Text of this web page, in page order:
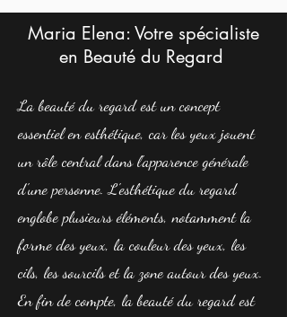
Maria Elena: Votre spécialiste
en Beauté du Regard
La beauté du regard est un concept
essentiel en esthétique, car les yeux jouent
un rôle central dans l'apparence générale
d'une personne. L'esthétique du regard
englobe plusieurs éléments, notamment la
forme des yeux, la couleur des yeux, les
cils, les sourcils et la zone autour des yeux.
En fin de compte, la beauté du regard est